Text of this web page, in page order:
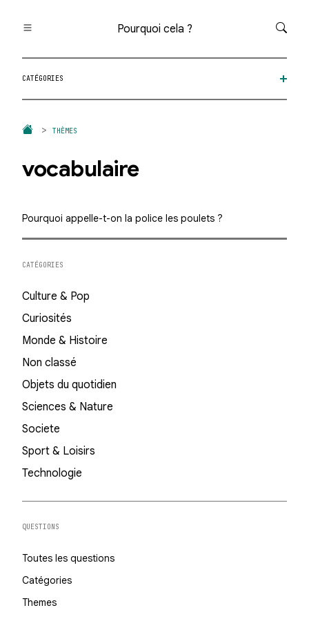
Pourquoi cela ?
Toutes les questions
Catégories
Question au hasard
CATÉGORIES
THÈMES
vocabulaire
Pourquoi appelle-t-on la police les poulets ?
CATÉGORIES
Culture & Pop
Curiosités
Monde & Histoire
Non classé
Objets du quotidien
Sciences & Nature
Societe
Sport & Loisirs
Technologie
QUESTIONS
Toutes les questions
Catégories
Themes